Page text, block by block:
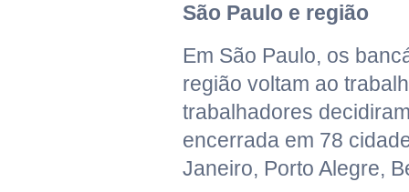
São Paulo e região
Em São Paulo, os
região voltam ao
trabalhadores
encerrada em 78
Janeiro, Porto Alegre,